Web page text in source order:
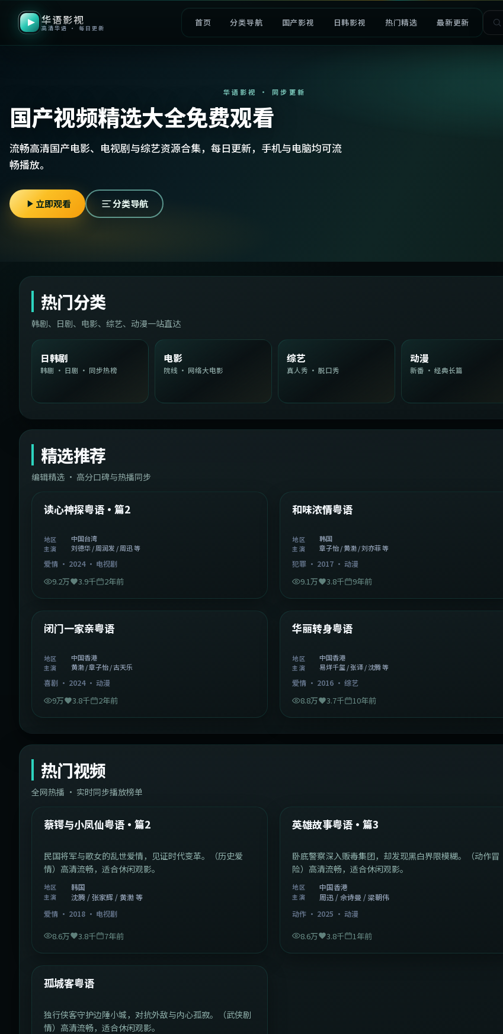
华语影视
高清华语 · 每日更新 首页 分类导航 国产影视 日韩影视 热门精选 最新更新
华语影视 · 同步更新
国产视频精选大全免费观看
流畅高清国产电影、电视剧与综艺资源合集，每日更新，手机与电脑均可流
畅播放。
立即观看 分类导航
热门分类
韩剧、日剧、电影、综艺、动漫一站直达
日韩剧
韩剧 · 日剧 · 同步热榜
电影
院线 · 网络大电影
综艺
真人秀 · 脱口秀
动漫
新番 · 经典长篇
精选推荐
编辑精选 · 高分口碑与热播同步
精选
中国台湾
读心神探粤语·篇2
地区 中国台湾
主演 刘德华 / 周润发 / 周迅 等
爱情 · 2024· 电视剧
9.2万 3.9千 2年前
精选
和味浓情粤语
地区 韩国
主演 章子怡 / 黄渤 / 刘亦菲 等
犯罪 · 2017 ·动漫
9.1万 3.8千 9年前
精选
中国香港 1:06:37
闭门一家亲粤语
地区 中国香港
主演 黄渤 / 章子怡 / 古天乐
喜剧 · 2024· 动漫
9万 3.8千 2年前
精选
中国香港 1:27:50
华丽转身粤语
地区 中国香港
主演 易烊千玺 / 张译 / 沈腾 等
爱情 · 2016 ·综艺
8.8万 3.7千 10年前
热门视频
全网热播 · 实时同步播放榜单
热门
韩国
蔡锷与小凤仙粤语·篇2
民国将军与歌女的乱世爱情，见证时代变革。（历史爱
情）高清流畅，适合休闲观影。
地区 韩国
主演
沈腾 / 张家辉 / 黄渤 等
爱情 · 2018 · 电视剧
8.6万 3.8千 7年前
热门
英雄故事粤语·篇3
卧底警察深入贩毒集团，却发现黑白界限模糊。（动作冒
险）高清流畅，适合休闲观影。
地区 中国香港
主演
周迅 / 佘诗曼 / 梁朝伟
动作 · 2025 ·动漫
8.6万 3.8千 1年前
热门
中国大陆
孤城客粤语
独行侠客守护边陲小城，对抗外敌与内心孤寂。（武侠剧
情）高清流畅，适合休闲观影。